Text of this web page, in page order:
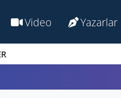
Video Yazarlar